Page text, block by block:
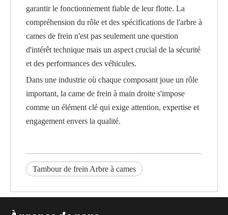
garantir le fonctionnement fiable de leur flotte. La
compréhension du rôle et des spécifications de l'arbre à
cames de frein n'est pas seulement une question
d'intérêt technique mais un aspect crucial de la sécurité
et des performances des véhicules.
Dans une industrie où chaque composant joue un rôle
important, la came de frein à main droite s'impose
comme un élément clé qui exige attention, expertise et
engagement envers la qualité.
Tambour de frein Arbre à cames